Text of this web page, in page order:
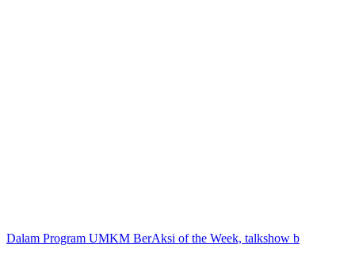
Dalam Program UMKM BerAksi of the Week, talkshow b